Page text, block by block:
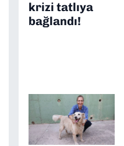
krizi tatlıya
bağlandı!